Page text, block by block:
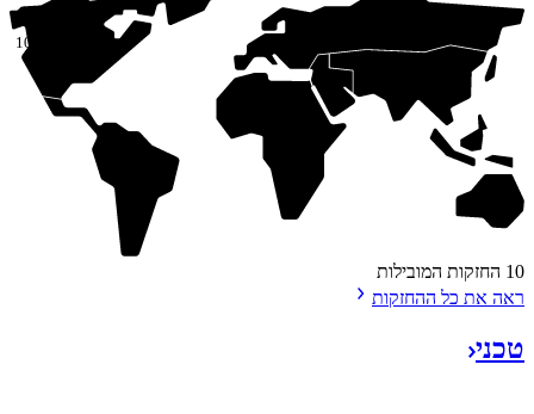
100%
10 החזקות המובילות
ראה את כל ההחזקות
טכני